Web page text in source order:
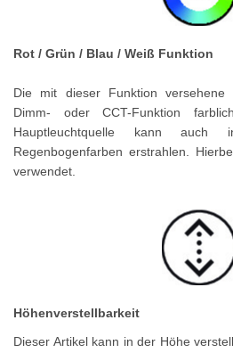
Rot / Grün / Blau / Weiß Funktion
Die mit dieser Funktion
Dimm- oder CCT-Funktion
Hauptleuchtquelle kann auch
Regenbogenfarben erstrahlen.
verwendet.
Höhenverstellbarkeit
Dieser Artikel kann in der Höhe